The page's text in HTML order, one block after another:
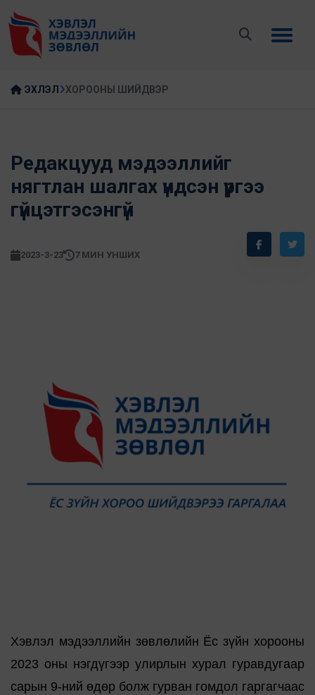
ЭХЛЭЛ ХОРООНЫ ШИЙДВЭР
Редакцууд мэдээллийг
нягтлан шалгах үндсэн үүргээ
гүйцэтгэсэнгүй
2023-3-23 7 МИН УНШИХ
Хэвлэл мэдээллийн зөвлөлийн Ёс зүйн хорооны
2023 оны нэгдүгээр улирлын хурал гуравдугаар
сарын 9-ний өдөр болж гурван гомдол гаргагчаас